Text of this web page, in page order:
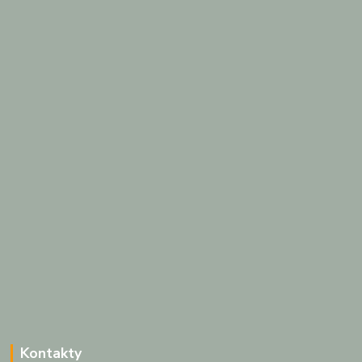
Kontakty